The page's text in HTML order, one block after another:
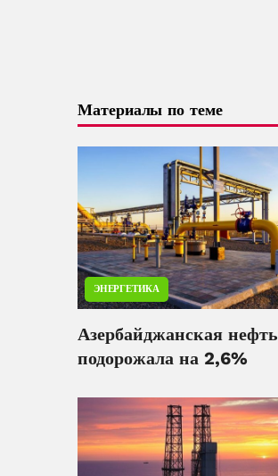
Материалы по теме
ЭНЕРГЕТИКА
Азербайджанская нефть
подорожала на 2,6%